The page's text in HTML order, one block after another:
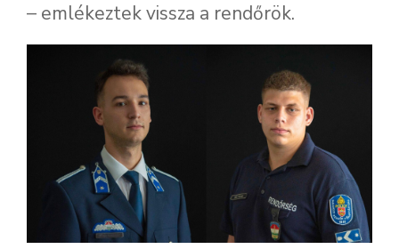
– emlékeztek vissza a rendőrök.